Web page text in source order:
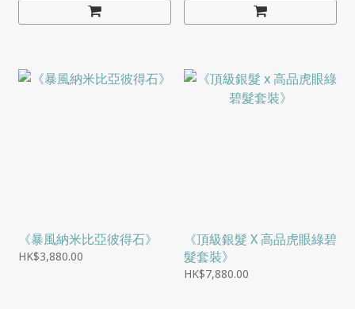
《暴風納米比亞彼得石》
HK$3,880.00
《頂級銀髮 X 高品虎眼綠碧
髮套裝》
HK$7,880.00